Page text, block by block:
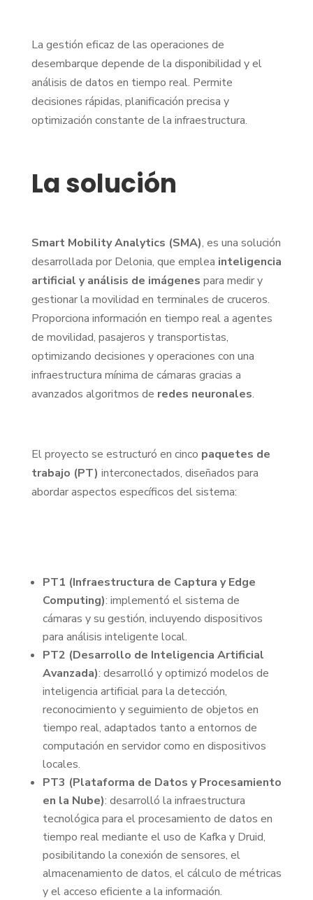
La gestión eficaz de las operaciones de
desembarque depende de la disponibilidad y el
análisis de datos en tiempo real. Permite
decisiones rápidas, planificación precisa y
optimización constante de la infraestructura.
La solución
Smart Mobility Analytics (SMA), es una solución
desarrollada por Delonia, que emplea inteligencia
artificial y análisis de imágenes para medir y
gestionar la movilidad en terminales de cruceros.
Proporciona información en tiempo real a agentes
de movilidad, pasajeros y transportistas,
optimizando decisiones y operaciones con una
infraestructura mínima de cámaras gracias a
avanzados algoritmos de redes neuronales.
El proyecto se estructuró en cinco paquetes de
trabajo (PT) interconectados, diseñados para
abordar aspectos específicos del sistema:
PT1 (Infraestructura de Captura y Edge
Computing): implementó el sistema de
cámaras y su gestión, incluyendo dispositivos
para análisis inteligente local.
PT2 (Desarrollo de Inteligencia Artificial
Avanzada): desarrolló y optimizó modelos de
inteligencia artificial para la detección,
reconocimiento y seguimiento de objetos en
tiempo real, adaptados tanto a entornos de
computación en servidor como en dispositivos
locales.
PT3 (Plataforma de Datos y Procesamiento
en la Nube): desarrolló la infraestructura
tecnológica para el procesamiento de datos en
tiempo real mediante el uso de Kafka y Druid,
posibilitando la conexión de sensores, el
almacenamiento de datos, el cálculo de métricas
y el acceso eficiente a la información.